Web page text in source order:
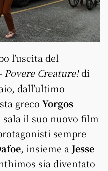
l’uscita del
Povere Creature!di
dall’ultimo
greco Yorgos
il suo nuovo film
sempre
, insieme a Jesse
sia diventato